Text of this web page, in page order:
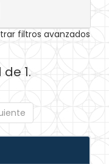
filtros avanzados
1.